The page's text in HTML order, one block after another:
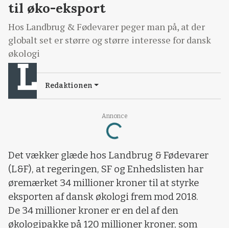
Annonce
Loading...
til øko-eksport
Hos Landbrug & Fødevarer peger man på, at der
globalt set er større og større interesse for dansk
økologi
Redaktionen
Det vækker glæde hos Landbrug & Fødevarer
(L&F), at regeringen, SF og Enhedslisten har
øremærket 34 millioner kroner til at styrke
eksporten af dansk økologi frem mod 2018.
De 34 millioner kroner er en del af den
økologipakke på 120 millioner kroner, som